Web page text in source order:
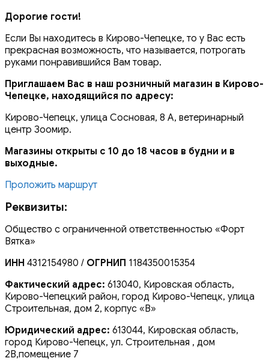
Дорогие гости!
Если Вы находитесь в Кирово-Чепецке, то у Вас есть
прекрасная возможность, что называется, потрогать
руками понравившийся Вам товар.
Приглашаем Вас в наш розничный магазин в Кирово-
Чепецке, находящийся по адресу:
Кирово-Чепецк, улица Сосновая, 8 А, ветеринарный
центр Зоомир.
Магазины открыты с 10 до 18 часов в будни и в
выходные.
Проложить маршрут
Реквизиты:
Общество с ограниченной ответственностью «Форт
Вятка»
ИНН 4312154980 / ОГРНИП 1184350015354
Фактический адрес: 613040, Кировская область,
Кирово-Чепецкий район, город Кирово-Чепецк, улица
Строительная, дом 2, корпус «В»
Юридический адрес: 613044, Кировская область,
город Кирово-Чепецк, ул. Строительная , дом
2В,помещение 7